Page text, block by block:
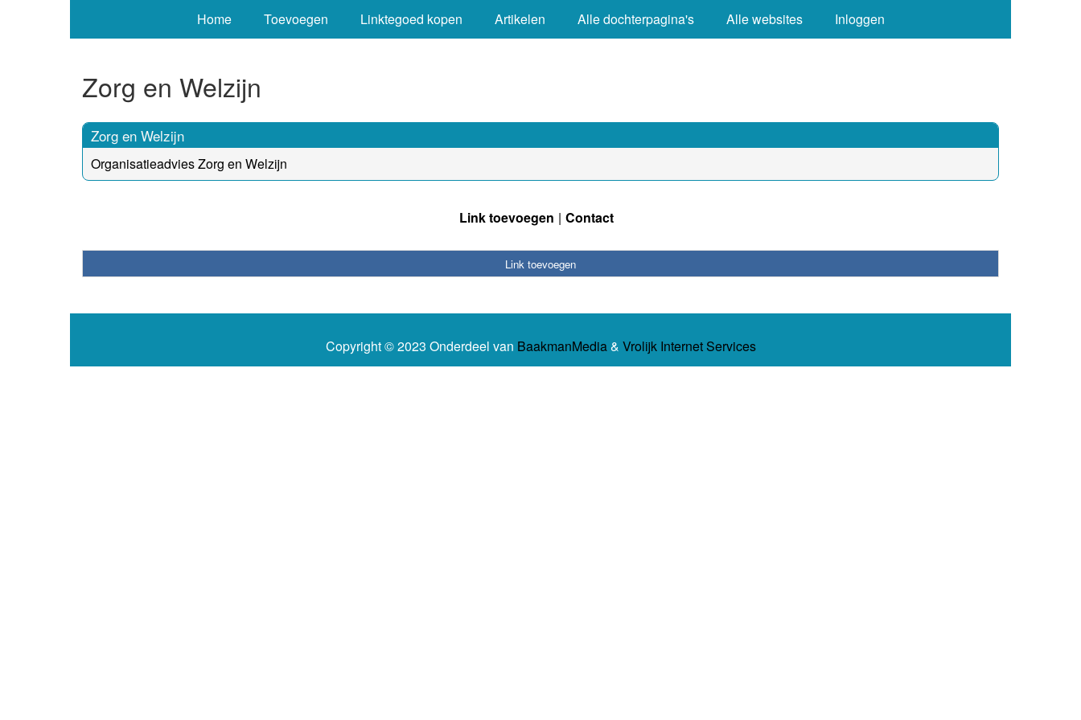
Home Toevoegen Linktegoed kopen Artikelen Alle dochterpagina's Alle websites Inloggen
Zorg en Welzijn
Zorg en Welzijn
Organisatieadvies Zorg en Welzijn
Link toevoegen Contact
Link toevoegen
Copyright © 2023 Onderdeel van BaakmanMedia& Vrolijk Internet Services